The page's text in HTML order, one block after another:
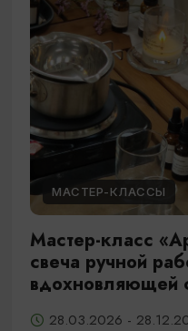
МАСТЕР-КЛАССЫ
Мастер-класс
свеча ручной
вдохновляющей
28.03.2026 -